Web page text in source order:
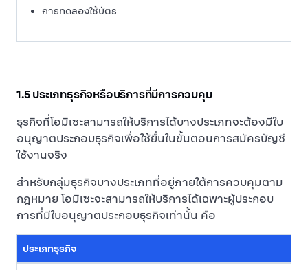
การทดลองใช้บัตร
1.5 ประเภทธุรกิจหรือบริการที่มีการควบคุม
ธุรกิจที่โอมิเซะสามารถให้บริการได้บางประเภทจะต้องมีใบ
อนุญาตประกอบธุรกิจเพื่อใช้ยื่นในขั้นตอนการสมัครบัญชี
ใช้งานจริง
สำหรับกลุ่มธุรกิจบางประเภทที่อยู่ภายใต้การควบคุมตาม
กฎหมาย โอมิเซะจะสามารถให้บริการได้เฉพาะผู้ประกอบ
การที่มีใบอนุญาตประกอบธุรกิจเท่านั้น คือ
ประเภทธุรกิจ